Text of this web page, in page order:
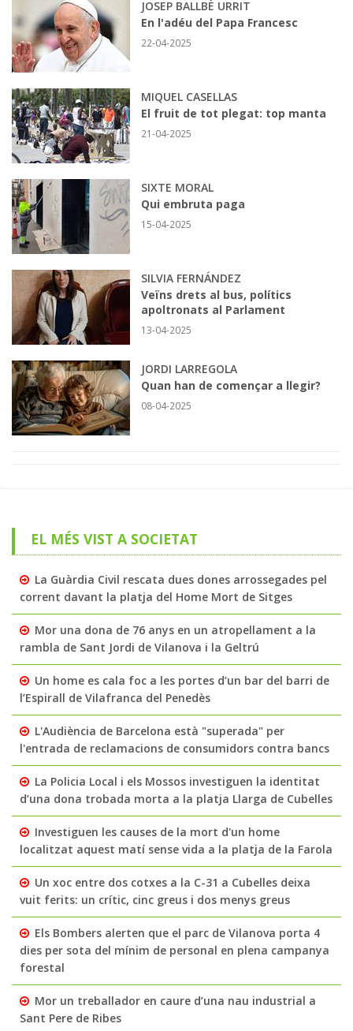
JOSEP BALLBÈ URRIT
En l'adéu del Papa Francesc
22-04-2025
MIQUEL CASELLAS
El fruit de tot plegat: top manta
21-04-2025
SIXTE MORAL
Qui embruta paga
15-04-2025
SILVIA FERNÁNDEZ
Veïns drets al bus, polítics
apoltronats al Parlament
13-04-2025
JORDI LARREGOLA
Quan han de començar a llegir?
08-04-2025
EL MÉS VIST A SOCIETAT
La Guàrdia Civil rescata dues dones arrossegades pel
corrent davant la platja del Home Mort de Sitges
Mor una dona de 76 anys en un atropellament a la
rambla de Sant Jordi de Vilanova i la Geltrú
Un home es cala foc a les portes d’un bar del barri de
l’Espirall de Vilafranca del Penedès
L'Audiència de Barcelona està "superada" per
l'entrada de reclamacions de consumidors contra bancs
La Policia Local i els Mossos investiguen la identitat
d’una dona trobada morta a la platja Llarga de Cubelles
Investiguen les causes de la mort d'un home
localitzat aquest matí sense vida a la platja de la Farola
Un xoc entre dos cotxes a la C-31 a Cubelles deixa
vuit ferits: un crític, cinc greus i dos menys greus
Els Bombers alerten que el parc de Vilanova porta 4
dies per sota del mínim de personal en plena campanya
forestal
Mor un treballador en caure d’una nau industrial a
Sant Pere de Ribes